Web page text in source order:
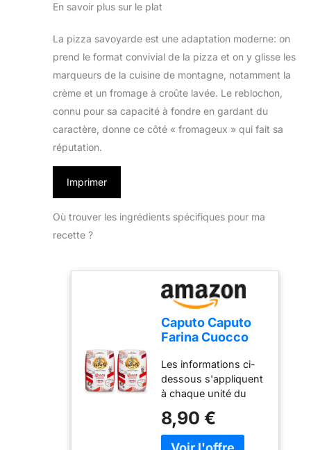
En savoir plus sur le plat
La pizza savoyarde est une adaptation moderne: on
prend le format convivial de la pizza et on y glisse les
marqueurs de la cuisine de montagne, notamment la
crème et un fromage à croûte lavée. Le reblochon,
connu pour sa capacité à fondre en gardant du
caractère, donne ce côté « fromageux » qui fait sa
réputation.
Imprimer
Où trouver les ingrédients spécifiques pour ma
recette ?
Caputo Caputo
Farina Cuocco
paquet de 1000
grammes/Qualité
Premium
d'Italie/Riche en
protéines. 1.00
kg 1000.00 ml
Les informations ci-
dessous s'appliquent
à chaque unité du
Caputo Farina
cuocco tipo '00' De
8,90 €